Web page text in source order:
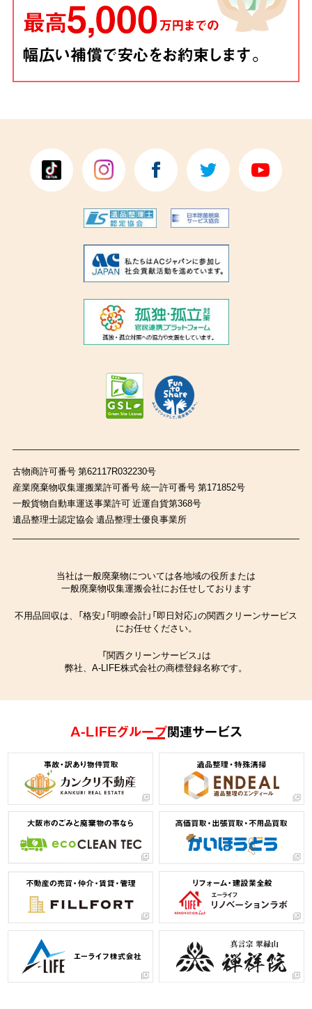
古物商許可番号 第62117R032230号
産業廃棄物収集運搬業許可番号 統一許可番号 第171852号
一般貨物自動車運送事業許可 近運自貨第368号
遺品整理士認定協会 遺品整理士優良事業所
当社は一般廃棄物については各地域の役所または
一般廃棄物収集運搬会社にお任せしております
不用品回収は、「格安」「明瞭会計」「即日対応」の関西クリーンサービス
にお任せください。
「関西クリーンサービス」は
弊社、A-LIFE株式会社の商標登録名称です。
A-LIFEグループ関連サービス